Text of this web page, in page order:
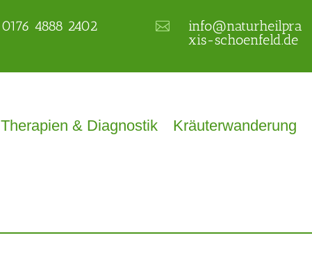
0176 4888 2402 
info@naturheilpra
xis-schoenfeld.de
Therapien & Diagnostik Kräuterwanderung